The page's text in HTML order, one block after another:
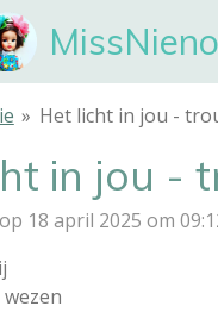
» Het licht in jou -
in jou -
18 april 2025 om